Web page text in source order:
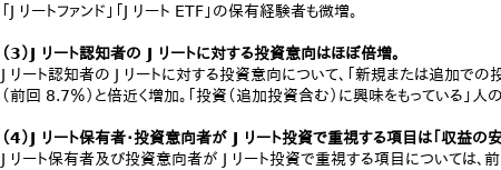
「J リートファンド」「J リート ETF」の保有経験者も微増。
（3）J リート認知者の J リートに対する投資意向はほぼ倍増。
J リート認知者の J リートに対する投資意向について、「新規または追加で
（前回 8.7％）と倍近く増加。「投資（追加投資含む）に興味をもっている」
（4）J リート保有者・投資意向者が J リート投資で重視する項目は「収益の安
J リート保有者及び投資意向者が J リート投資で重視する項目については、